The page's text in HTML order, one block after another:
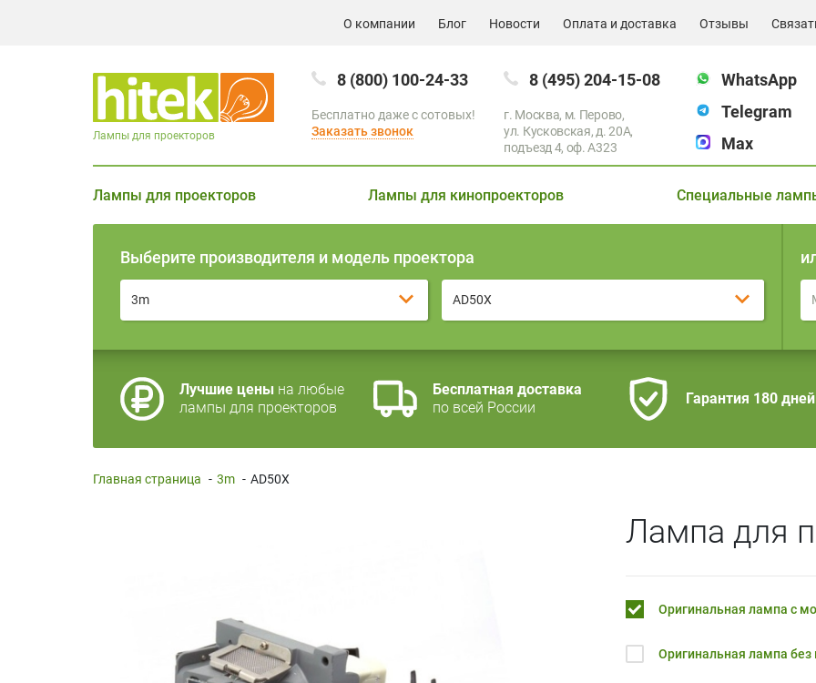
О компании Блог Новости Оплата и доставка Отзывы
8 (800) 100-24-33
Бесплатно даже с сотовых!
Заказать звонок
8 (495) 204-15-08
г. Москва, м. Перово,
ул. Кусковская, д. 20А,
подъезд 4, оф. A323
WhatsApp
Telegram
Max
Лампы для проекторов
Лампы для проекторов Лампы для кинопроекторов Специальные
Выберите производителя и модель проектора
3m AD50X
Лучшие цены на любые
лампы для проекторов
Бесплатная доставка
по всей России
Гарантия 180 дней
Главная страница - 3m - AD50X
Лампа для
Оригинальная лампа с
Оригинальная лампа без